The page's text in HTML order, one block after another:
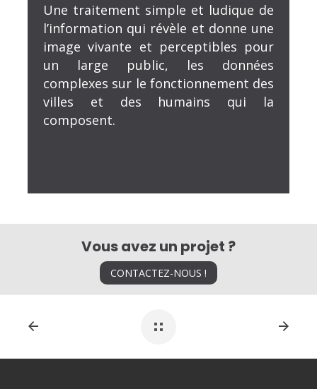
Une traitement simple et ludique de
l’information qui révèle et donne une
image vivante et perceptibles pour
un large public, les données
complexes sur le fonctionnement des
villes et des humains qui la
composent.
Vous avez un projet ?
CONTACTEZ-NOUS !